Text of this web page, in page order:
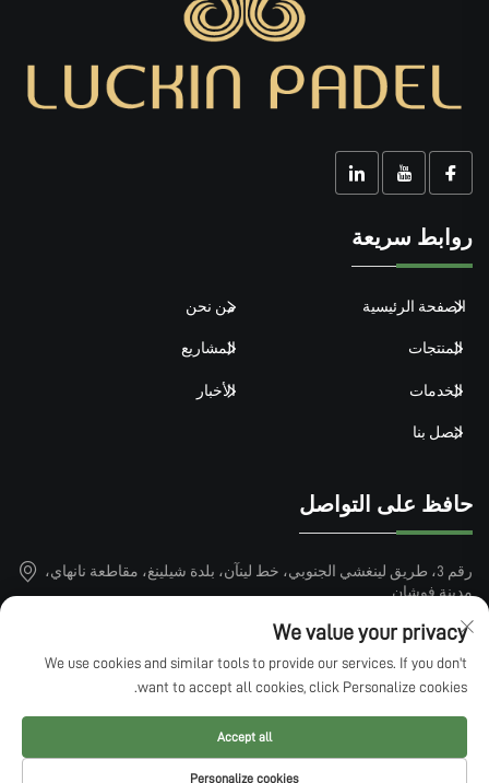
روابط سريعة
الصفحة الرئيسية من نحن
المنتجات المشاريع
الخدمات الأخبار
اتصل بنا
حافظ على التواصل
رقم 3، طريق لينغشي الجنوبي، خط لينآن، بلدة شيلينغ، مقاطعة نانهاي،
مدينة فوشان
+86-15913101899
حقوق النشر © 2025 بواسطة QINGDAO LUCKIN SPORTS FACTILITIES
We value your privacy
We use cookies and similar tools to provide our services. If you don't
want to accept all cookies, click Personalize cookies.
Personalize cookies
Accept all